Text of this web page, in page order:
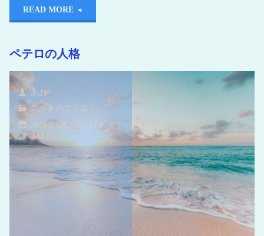
READ MORE
ペテロの人格
あお
気づきのコラム
2021年9月27日, 11:17
AM